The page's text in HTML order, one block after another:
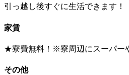
引っ越し後すぐに生活できます！
家賃
★寮費無料！※寮周辺にスーパー
その他